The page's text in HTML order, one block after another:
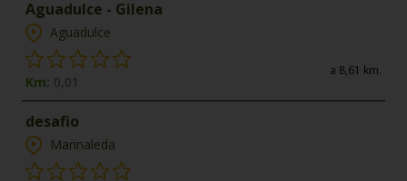
Aguadulce - Gilena
Aguadulce
Km: 0,01
a 8,61 km.
desafio
Marinaleda